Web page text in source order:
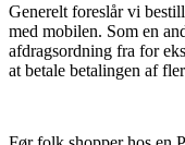
Generelt foreslår vi
med mobilen. Som en
afdragsordning fra for
at betale betalingen af